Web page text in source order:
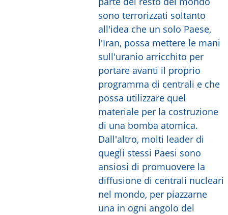
sono terrorizzati soltanto
all'idea che un solo Paese,
l'Iran, possa mettere le mani
sull'uranio arricchito per
portare avanti il proprio
programma di centrali e che
possa utilizzare quel
materiale per la costruzione
di una bomba atomica.
Dall'altro, molti leader di
quegli stessi Paesi sono
ansiosi di promuovere la
diffusione di centrali nucleari
nel mondo, per piazzarne
una in ogni angolo del